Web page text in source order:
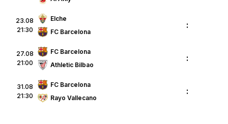
23.08
21:30
Elche
FC Barcelona
:
27.08
21:00
FC Barcelona
Athletic Bilbao
:
31.08
21:30
FC Barcelona
Rayo Vallecano
: